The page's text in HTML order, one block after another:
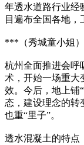
年透水道路行业经
目遍布全国各地，
***（秀城童小姐）
杭州全面推进会呼
术，开始一场重大
效。今后，地上铺
态，建设理念的转
也重“里子”。
透水混凝土的特点